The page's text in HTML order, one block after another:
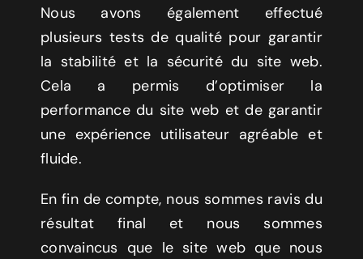
Nous avons également effectué
plusieurs tests de qualité pour garantir
la stabilité et la sécurité du site web.
Cela a permis d’optimiser la
performance du site web et de garantir
une expérience utilisateur agréable et
fluide.
En fin de compte, nous sommes ravis du
résultat final et nous sommes
convaincus que le site web que nous